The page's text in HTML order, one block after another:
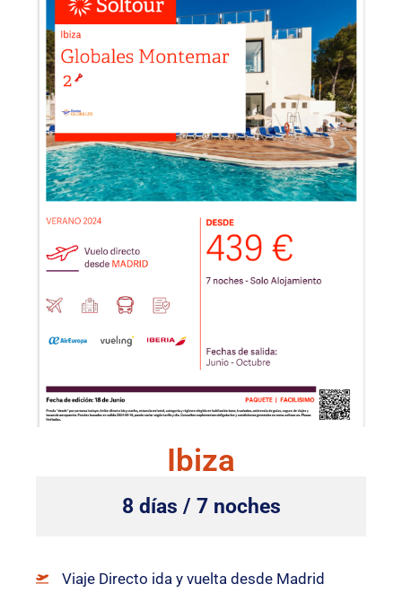
Ibiza
8 días / 7 noches
Viaje Directo ida y vuelta desde Madrid